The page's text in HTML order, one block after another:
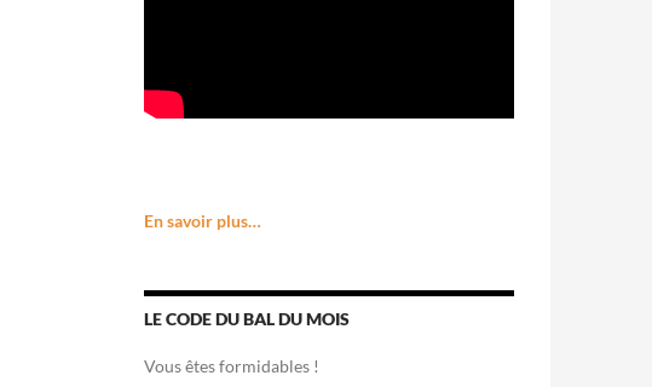
En savoir plus…
LE CODE DU BAL DU MOIS
Vous êtes formidables !